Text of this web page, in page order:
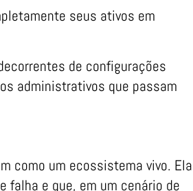
seus ativos em
de configurações
administrativos que passam
como um ecossistema vivo. Ela
falha e que, em um cenário de